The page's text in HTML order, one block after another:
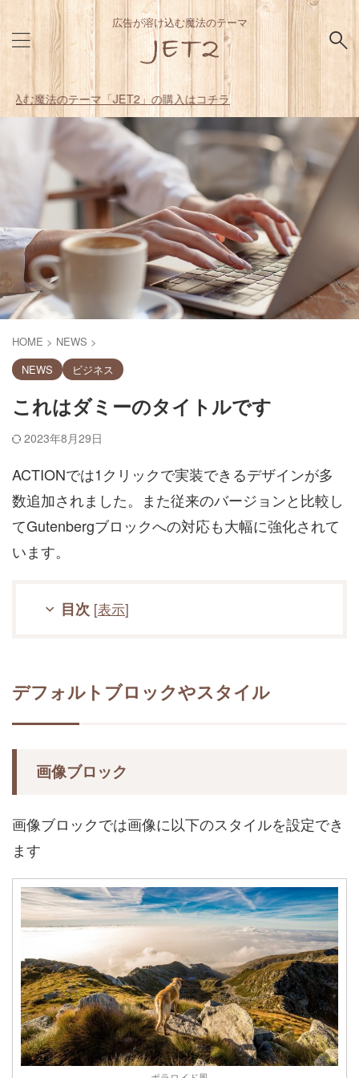
広告が溶け込む魔法のテーマ
「JET2」の購入はコチラ
HOME > NEWS >
NEWS
ビジネス
これはダミーのタイトルです
2023年8月29日
ACTIONでは1クリックで実装できるデザインが多
数追加されました。また従来のバージョンと比較し
てGutenbergブロックへの対応も大幅に強化されて
います。
目次 [表示]
デフォルトブロックやスタイル
画像ブロック
画像ブロックでは画像に以下のスタイルを設定でき
ます